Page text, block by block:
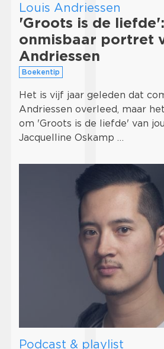
Louis Andriessen
'Groots is de
onmisbaar portret
Andriessen
Boekentip
Het is vijf jaar geleden dat
Andriessen overleed, maar
om 'Groots is de liefde' van
Jacquelline Oskamp …
Podcast & playlist